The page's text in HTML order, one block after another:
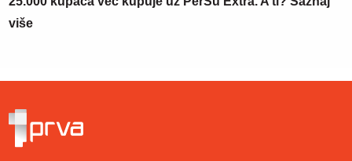
više